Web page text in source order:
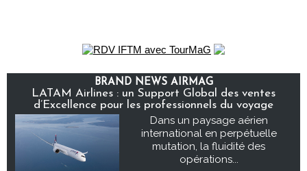
BRAND NEWS AIRMAG
LATAM Airlines : un Support Global des ventes
d’Excellence pour les professionnels du voyage
Dans un paysage aérien
international en perpétuelle
mutation, la fluidité des
opérations...